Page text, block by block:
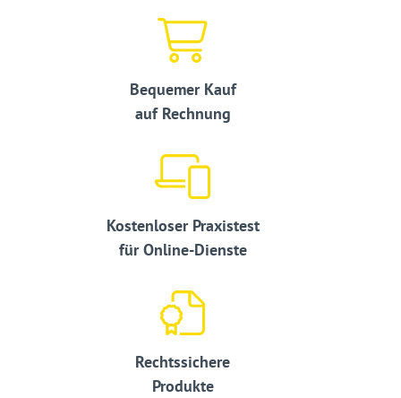
Bequemer Kauf
auf Rechnung
Kostenloser Praxistest
für Online-Dienste
Rechtssichere
Produkte